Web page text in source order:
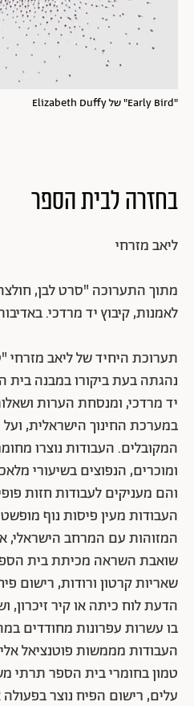
"Early Bird" של Elizabeth Duffy
בחזרה לבית הספר
ליאב מזרחי
מתוך התערוכה "סרט לבן,
לאמנות, קיבוץ יד מרדכי.
תערוכת היחיד של ליאב מזרחי
נהגתה בעת ביקורו במבנה בית
יד מרדכי, ומנסחת הערות
במערכת החינוך הישראלית,
המקובלים. העבודות נוצרו
ומוכרים, הנפוצים בשיעורי
והם מעניקים לעבודות חזות
העבודות מעין פיסות נוף
המזוהות עם המרחב
שואבת השראה מכיתת בית
שאריות קרטון ורודות, רישום
הדעת לוח כיתה או קיר זיכרון,
בו עשרות עפרונות מחודדים
העבודות מממשות פוטנציאל
טמון בחומרי בית הספר תרתי
עלים, רישום הפיח נוצר